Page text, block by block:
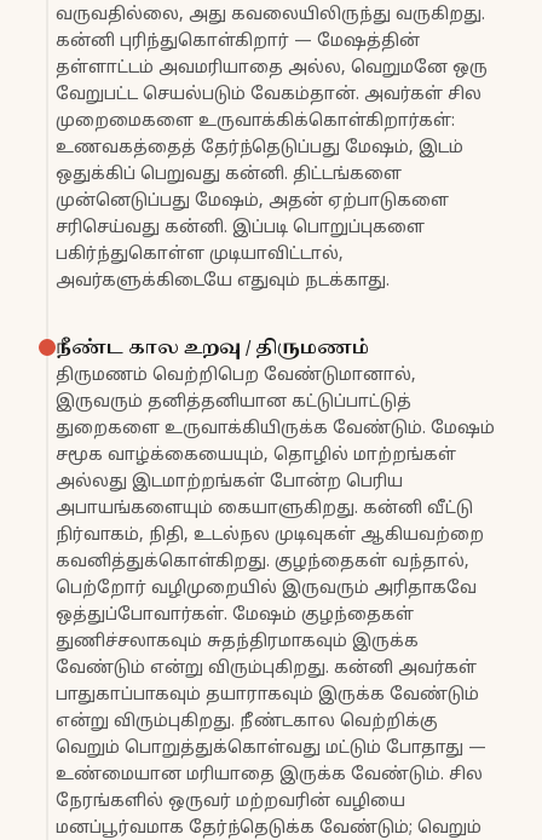
வருவதில்லை, அது கவலையிலிருந்து வருகிறது.
கன்னி புரிந்துகொள்கிறார் — மேஷத்தின்
தள்ளாட்டம் அவமரியாதை அல்ல, வெறுமனே ஒரு
வேறுபட்ட செயல்படும் வேகம்தான். அவர்கள் சில
முறைமைகளை உருவாக்கிக்கொள்கிறார்கள்:
உணவகத்தைத் தேர்ந்தெடுப்பது மேஷம், இடம்
ஒதுக்கிப் பெறுவது கன்னி. திட்டங்களை
முன்னெடுப்பது மேஷம், அதன் ஏற்பாடுகளை
சரிசெய்வது கன்னி. இப்படி பொறுப்புகளை
பகிர்ந்துகொள்ள முடியாவிட்டால்,
அவர்களுக்கிடையே எதுவும் நடக்காது.
நீண்ட கால உறவு / திருமணம்
திருமணம் வெற்றிபெற வேண்டுமானால்,
இருவரும் தனித்தனியான கட்டுப்பாட்டுத்
துறைகளை உருவாக்கியிருக்க வேண்டும். மேஷம்
சமூக வாழ்க்கையையும், தொழில் மாற்றங்கள்
அல்லது இடமாற்றங்கள் போன்ற பெரிய
அபாயங்களையும் கையாளுகிறது. கன்னி வீட்டு
நிர்வாகம், நிதி, உடல்நல முடிவுகள் ஆகியவற்றை
கவனித்துக்கொள்கிறது. குழந்தைகள் வந்தால்,
பெற்றோர் வழிமுறையில் இருவரும் அரிதாகவே
ஒத்துப்போவார்கள். மேஷம் குழந்தைகள்
துணிச்சலாகவும் சுதந்திரமாகவும் இருக்க
வேண்டும் என்று விரும்புகிறது. கன்னி அவர்கள்
பாதுகாப்பாகவும் தயாராகவும் இருக்க வேண்டும்
என்று விரும்புகிறது. நீண்டகால வெற்றிக்கு
வெறும் பொறுத்துக்கொள்வது மட்டும் போதாது —
உண்மையான மரியாதை இருக்க வேண்டும். சில
நேரங்களில் ஒருவர் மற்றவரின் வழியை
மனப்பூர்வமாக தேர்ந்தெடுக்க வேண்டும்; வெறும்